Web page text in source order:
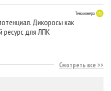
Тема номера
Дикоросы как
ресурс для ЛПК
Смотреть все